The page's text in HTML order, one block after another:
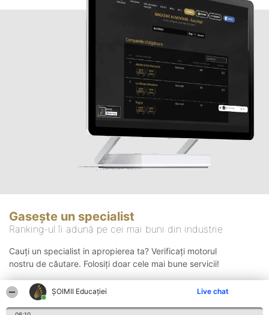
ȘOIMII Educației Live chat
Gasește un specialist
Ranking-ul îi adună pe cei mai buni din industrie
Cauți un specialist in apropierea ta? Verificați motorul
nostru de căutare. Folosiți doar cele mai bune servicii!